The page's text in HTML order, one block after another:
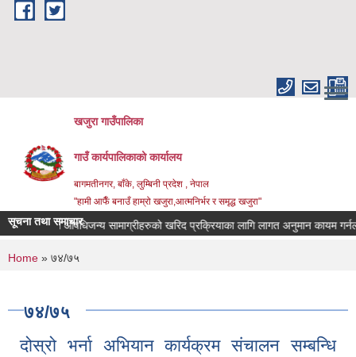
Skip to main content
खजुरा गाउँपालिका
गाउँ कार्यपालिकाको कार्यालय
बागमतीनगर, बाँके, लुम्बिनी प्रदेश , नेपाल
"हामी आफैँ बनाउँ हाम्रो खजुरा,आत्मनिर्भर र समृद्ध खजुरा"
सूचना तथा समाचार
औषधि तथा औषधिजन्य सामाग्रीहरुको खरिद प्रक्रियाका लागि लागत अनुमान कायम
You are here
Home » ७४/७५
७४/७५
दोस्रो भर्ना अभियान कार्यक्रम संचालन सम्बन्धि